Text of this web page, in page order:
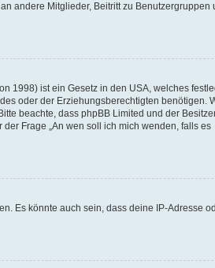
andere Mitglieder, Beitritt zu Benutzergruppen
1998) ist ein Gesetz in den USA, welches
oder der Erziehungsberechtigten benötigen.
beachte, dass phpBB Limited und der
Frage „An wen soll ich mich wenden, falls es
Es könnte auch sein, dass deine IP-Adresse